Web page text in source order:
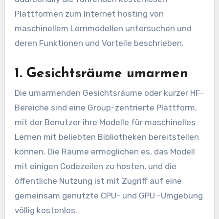
Plattformen zum Internet hosting von
maschinellem Lernmodellen untersuchen und
deren Funktionen und Vorteile beschrieben.
1. Gesichtsräume umarmen
Die umarmenden Gesichtsräume oder kurzer HF-
Bereiche sind eine Group-zentrierte Plattform,
mit der Benutzer ihre Modelle für maschinelles
Lernen mit beliebten Bibliotheken bereitstellen
können. Die Räume ermöglichen es, das Modell
mit einigen Codezeilen zu hosten, und die
öffentliche Nutzung ist mit Zugriff auf eine
gemeinsam genutzte CPU- und GPU -Umgebung
völlig kostenlos.